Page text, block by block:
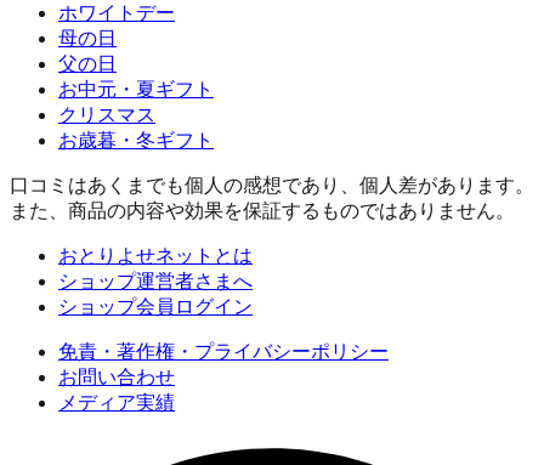
ホワイトデー
母の日
父の日
お中元・夏ギフト
クリスマス
お歳暮・冬ギフト
口コミはあくまでも個人の感想であり、個人差があります。
また、商品の内容や効果を保証するものではありません。
おとりよせネットとは
ショップ運営者さまへ
ショップ会員ログイン
免責・著作権・プライバシーポリシー
お問い合わせ
メディア実績